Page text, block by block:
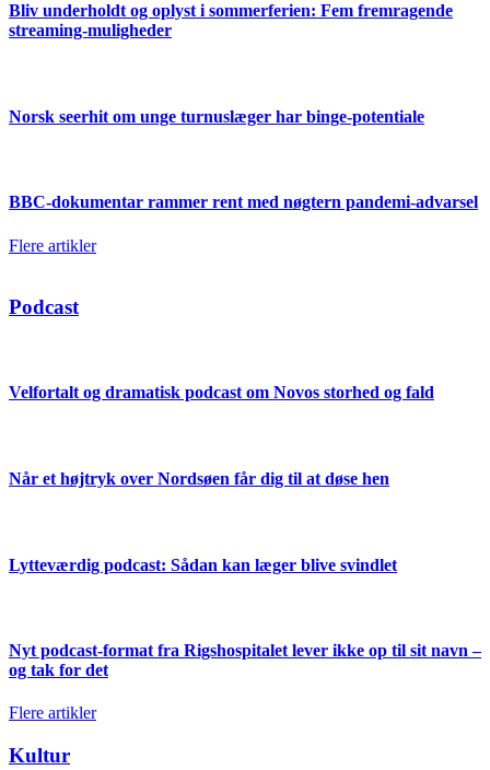
Bliv underholdt og oplyst i sommerferien: Fem fremragende
streaming-muligheder
Norsk seerhit om unge turnuslæger har binge-potentiale
BBC-dokumentar rammer rent med nøgtern pandemi-advarsel
Flere artikler
Podcast
Velfortalt og dramatisk podcast om Novos storhed og fald
Når et højtryk over Nordsøen får dig til at døse hen
Lytteværdig podcast: Sådan kan læger blive svindlet
Nyt podcast-format fra Rigshospitalet lever ikke op til sit navn –
og tak for det
Flere artikler
Kultur